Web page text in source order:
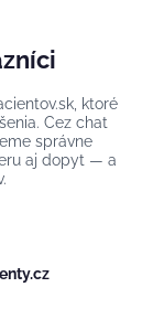
ktoré
Cez chat
správne
aj dopyt — a